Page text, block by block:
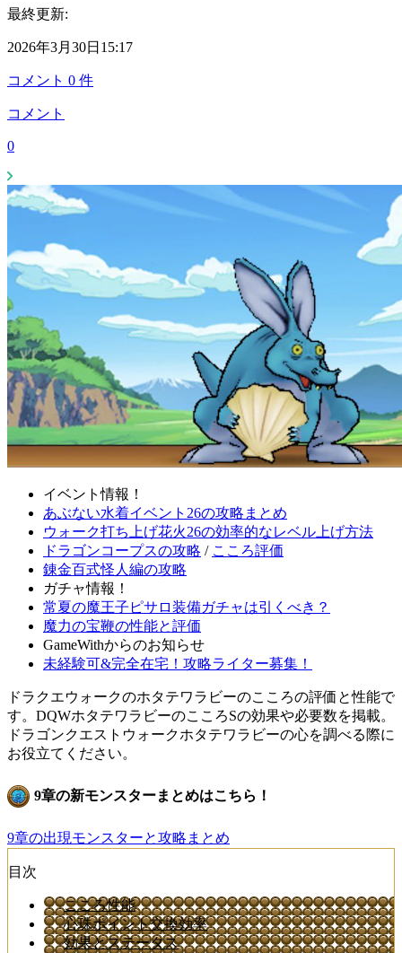
最終更新:
2026年3月30日15:17
コメント 0 件
コメント
0
イベント情報！
あぶない水着イベント26の攻略まとめ
ウォーク打ち上げ花火26の効率的なレベル上げ方法
ドラゴンコープスの攻略 / こころ評価
錬金百式怪人編の攻略
ガチャ情報！
常夏の魔王子ピサロ装備ガチャは引くべき？
魔力の宝鞭の性能と評価
GameWithからのお知らせ
未経験可&完全在宅！攻略ライター募集！
ドラクエウォークのホタテワラビーのこころの評価と性能で
す。DQWホタテワラビーのこころSの効果や必要数を掲載。
ドラゴンクエストウォークホタテワラビーの心を調べる際に
お役立てください。
9章の新モンスターまとめはこちら！
9章の出現モンスターと攻略まとめ
目次
こころ性能
心珠ポイント交換効率
効果とステータス